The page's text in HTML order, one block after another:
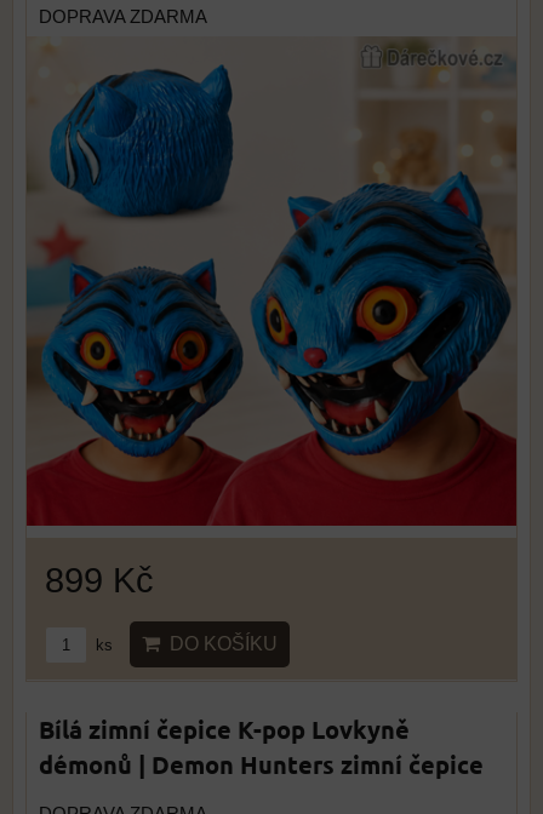
DOPRAVA ZDARMA
899 Kč
ks DO KOŠÍKU
Bílá zimní čepice K-pop Lovkyně
démonů | Demon Hunters zimní čepice